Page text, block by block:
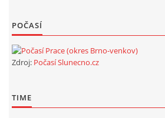
POČASÍ
Zdroj: Počasí Slunecno.cz
TIME